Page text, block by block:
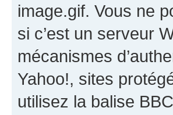
image.gif. Vous ne
si c’est un serveur
mécanismes
Yahoo!, sites
utilisez la balise